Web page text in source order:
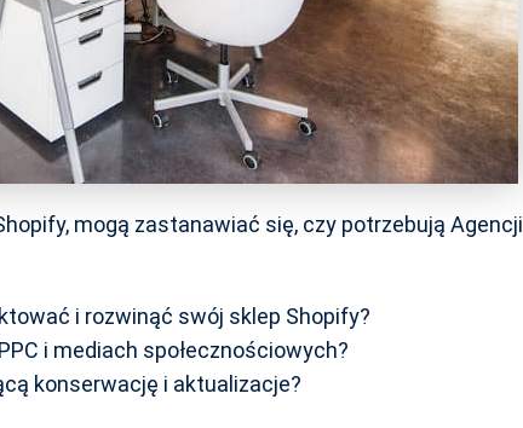
mogą zastanawiać się, czy potrzebują Agencji
i rozwinąć swój sklep Shopify?
i mediach społecznościowych?
konserwację i aktualizacje?